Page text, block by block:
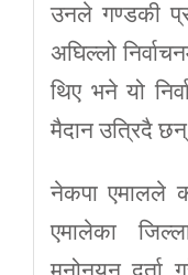
उनले गण्डकी
अघिल्लो
थिए भने यो
मैदान उत्रिदै
नेकपा एमालले
एमालेका